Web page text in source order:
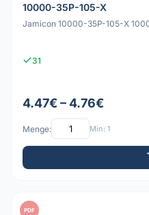
10000-35P-105-X
Jamicon 10000-35P-105-X
31
4.47€ – 4.76€
Menge: Min: 1
PDF